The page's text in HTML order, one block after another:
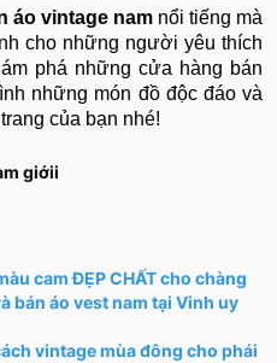
áo vintage nam nổi tiếng mà
cho những người yêu thích
phá những cửa hàng bán
những món đồ độc đáo và
của bạn nhé!
giớii
cam ĐẸP CHẤT cho chàng
bán áo vest nam tại Vinh uy
vintage mùa đông cho phái